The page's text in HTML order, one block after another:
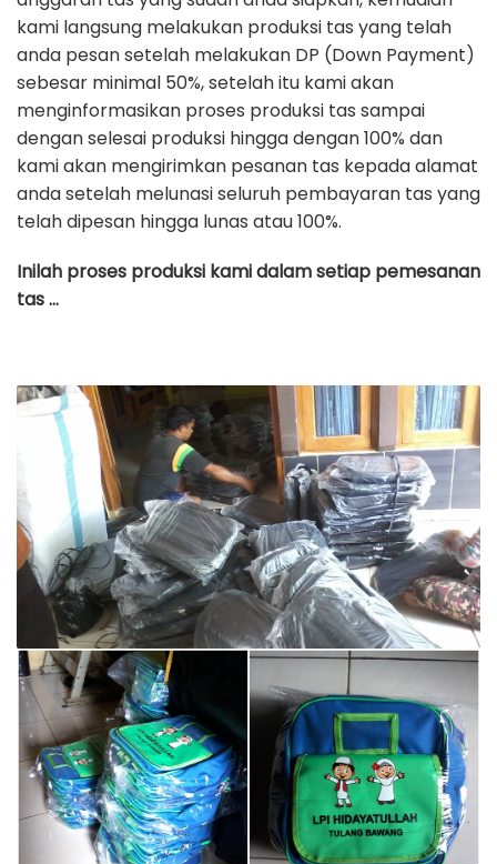
kami langsung melakukan produksi tas yang telah
anda pesan setelah melakukan DP (Down Payment)
sebesar minimal 50%, setelah itu kami akan
menginformasikan proses produksi tas sampai
dengan selesai produksi hingga dengan 100% dan
kami akan mengirimkan pesanan tas kepada alamat
anda setelah melunasi seluruh pembayaran tas yang
telah dipesan hingga lunas atau 100%.
Inilah proses produksi kami dalam setiap pemesanan
tas …